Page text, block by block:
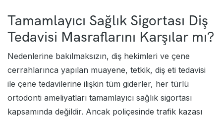
Tamamlayıcı Sağlık Sigortası Diş
Tedavisi Masraflarını Karşılar mı?
Nedenlerine bakılmaksızın, diş hekimleri ve çene
cerrahlarınca yapılan muayene, tetkik, diş eti tedavisi
ile çene tedavilerine ilişkin tüm giderler, her türlü
ortodonti ameliyatları tamamlayıcı sağlık sigortası
kapsamında değildir. Ancak poliçesinde trafik kazası